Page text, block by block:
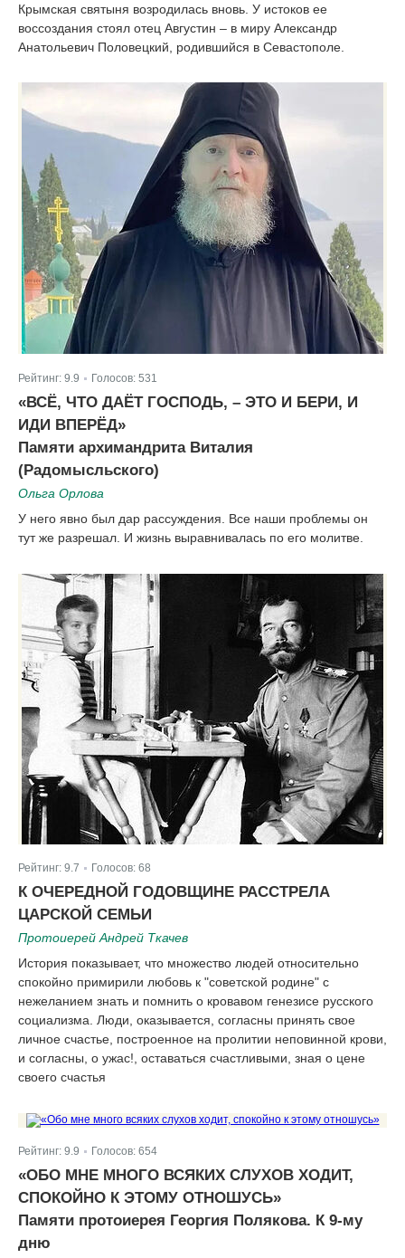
Крымская святыня возродилась вновь. У истоков ее
воссоздания стоял отец Августин – в миру Александр
Анатольевич Половецкий, родившийся в Севастополе.
Рейтинг: 9.9 Голосов: 531
«ВСЁ, ЧТО ДАЁТ ГОСПОДЬ, – ЭТО И БЕРИ, И
ИДИ ВПЕРЁД»
Памяти архимандрита Виталия
(Радомысльского)
Ольга Орлова
У него явно был дар рассуждения. Все наши проблемы он
тут же разрешал. И жизнь выравнивалась по его молитве.
Рейтинг: 9.7 Голосов: 68
К ОЧЕРЕДНОЙ ГОДОВЩИНЕ РАССТРЕЛА
ЦАРСКОЙ СЕМЬИ
Протоиерей Андрей Ткачев
История показывает, что множество людей относительно
спокойно примирили любовь к "советской родине" с
нежеланием знать и помнить о кровавом генезисе русского
социализма. Люди, оказывается, согласны принять свое
личное счастье, построенное на пролитии неповинной крови,
и согласны, о ужас!, оставаться счастливыми, зная о цене
своего счастья
Рейтинг: 9.9 Голосов: 654
«ОБО МНЕ МНОГО ВСЯКИХ СЛУХОВ ХОДИТ,
СПОКОЙНО К ЭТОМУ ОТНОШУСЬ»
Памяти протоиерея Георгия Полякова. К 9-му
дню